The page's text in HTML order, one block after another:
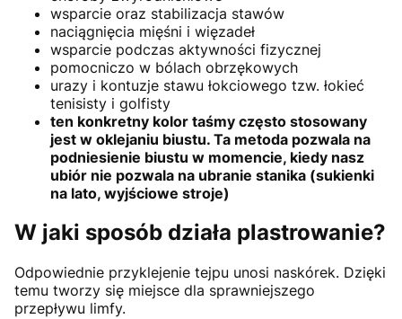
wsparcie oraz stabilizacja stawów
naciągnięcia mięśni i więzadeł
wsparcie podczas aktywności fizycznej
pomocniczo w bólach obrzękowych
urazy i kontuzje stawu łokciowego tzw. łokieć
tenisisty i golfisty
ten konkretny kolor taśmy często stosowany
jest w oklejaniu biustu. Ta metoda pozwala na
podniesienie biustu w momencie, kiedy nasz
ubiór nie pozwala na ubranie stanika (sukienki
na lato, wyjściowe stroje)
W jaki sposób działa plastrowanie?
Odpowiednie przyklejenie tejpu unosi naskórek. Dzięki
temu tworzy się miejsce dla sprawniejszego
przepływu limfy.